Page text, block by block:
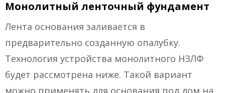
Монолитный ленточный фундамент
Лента основания заливается в
предварительно созданную опалубку.
Технология устройства монолитного НЗЛФ
будет рассмотрена ниже. Такой вариант